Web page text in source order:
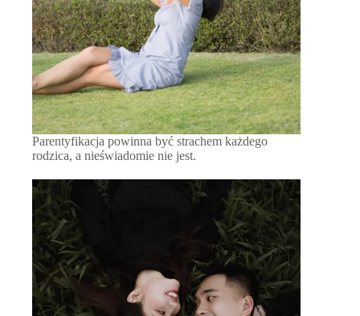
Parentyfikacja powinna być strachem każdego
rodzica, a nieświadomie nie jest.